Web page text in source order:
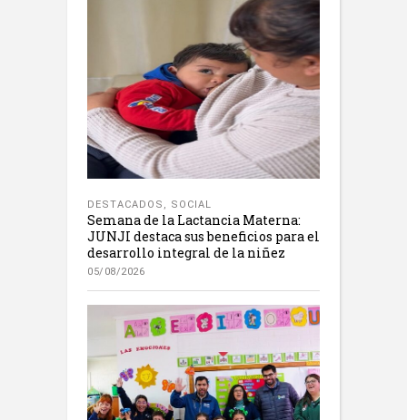
DESTACADOS SOCIAL
Semana de la Lactancia Materna:
JUNJI destaca sus beneficios para el
desarrollo integral de la niñez
05/08/2026